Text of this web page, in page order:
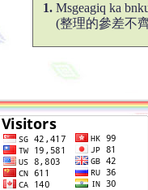
1. Msgeagiq ka
(整理的參差不